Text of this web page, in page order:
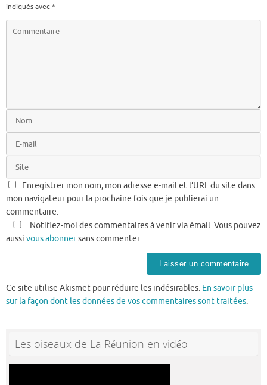
indiqués avec*
Enregistrer mon nom, mon adresse e-mail et l’URL du site dans
mon navigateur pour la prochaine fois que je publierai un
commentaire.
Notifiez-moi des commentaires à venir via émail. Vous pouvez
aussi vous abonnersans commenter.
Ce site utilise Akismet pour réduire les indésirables. En savoir plus
sur la façon dont les données de vos commentaires sont traitées.
Les oiseaux de La Réunion en vidéo